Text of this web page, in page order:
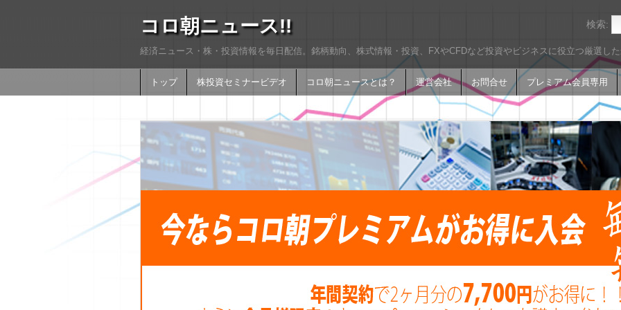
コロ朝ニュース!!
経済ニュース・株・投資情報を毎日配信。銘柄動向、株式情報・投資、FXやCFDなど投資やビジネスに役立つ厳選し
トップ 株投資セミナービデオ コロ朝ニュースとは？ 運営会社 お問合せ プレミアム会員専用
検索: